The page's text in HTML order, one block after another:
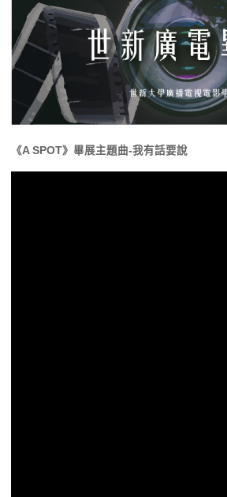
《A SPOT》畢展主題曲-我有話要說